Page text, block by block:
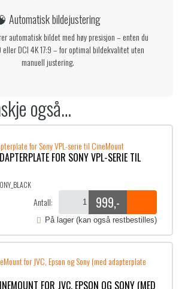
Automatisk bildejustering
automatisk bildet med høy presisjon – enten du
eller DCI 4K 17:9 – for optimal bildekvalitet uten
manuell justering.
også…
FOR SONY VPL-SERIE TIL
Antall: 999,-
På lager (kan også restbestilles)
FOR JVC, EPSON OG SONY (MED